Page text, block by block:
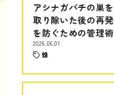
アシナガバチの巣を
取り除いた後の再発
を防ぐための管理術
2026.06.01
蜂